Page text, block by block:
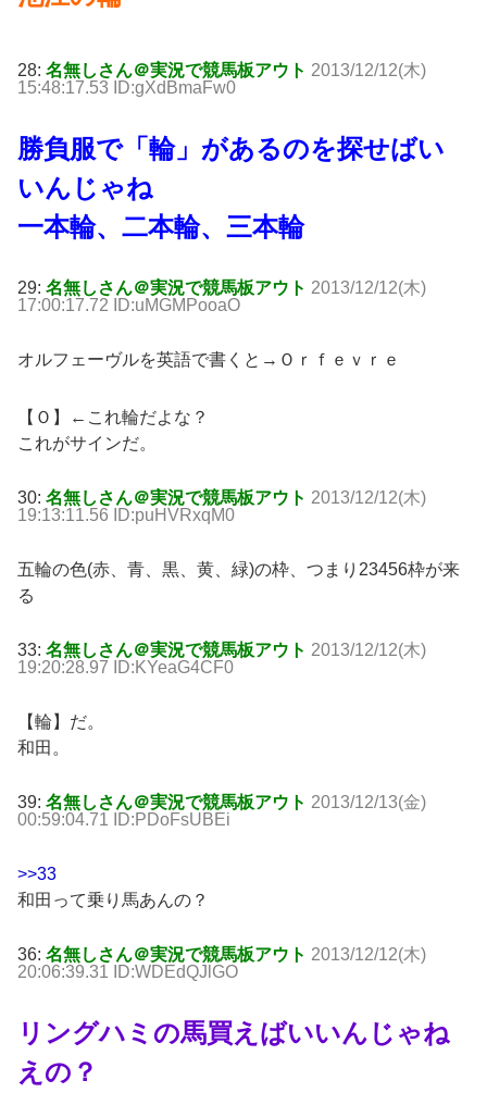
28: 名無しさん＠実況で競馬板アウト 2013/12/12(木)
15:48:17.53 ID:gXdBmaFw0
勝負服で「輪」があるのを探せばい
いんじゃね
一本輪、二本輪、三本輪
29: 名無しさん＠実況で競馬板アウト 2013/12/12(木)
17:00:17.72 ID:uMGMPooaO
オルフェーヴルを英語で書くと→Ｏｒｆｅｖｒｅ
【Ｏ】←これ輪だよな？
これがサインだ。
30: 名無しさん＠実況で競馬板アウト 2013/12/12(木)
19:13:11.56 ID:puHVRxqM0
五輪の色(赤、青、黒、黄、緑)の枠、つまり23456枠が来
る
33: 名無しさん＠実況で競馬板アウト 2013/12/12(木)
19:20:28.97 ID:KYeaG4CF0
【輪】だ。
和田。
39: 名無しさん＠実況で競馬板アウト 2013/12/13(金)
00:59:04.71 ID:PDoFsUBEi
>>33
和田って乗り馬あんの？
36: 名無しさん＠実況で競馬板アウト 2013/12/12(木)
20:06:39.31 ID:WDEdQJlGO
リングハミの馬買えばいいんじゃね
えの？